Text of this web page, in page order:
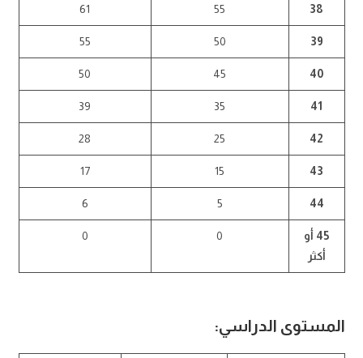
38
55
61
39
50
55
40
45
50
41
35
39
42
25
28
43
15
17
44
5
6
45 أو
أكثر
0
0
المستوى الدراسي: